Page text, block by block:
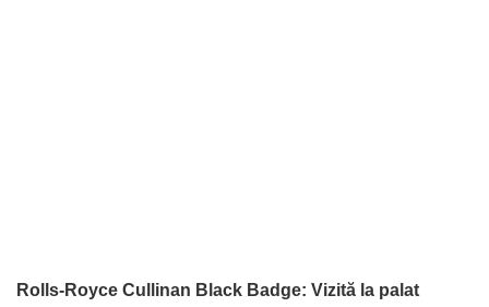
Rolls-Royce Cullinan Black Badge: Vizită la palat